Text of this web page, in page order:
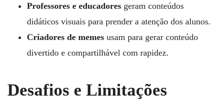
Professores e educadores geram conteúdos
didáticos visuais para prender a atenção dos alunos.
Criadores de memes usam para gerar conteúdo
divertido e compartilhável com rapidez.
Desafios e Limitações